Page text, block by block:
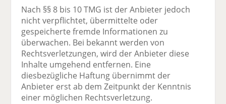
Nach §§ 8 bis 10 TMG ist der Anbieter jedoch
nicht verpflichtet, übermittelte oder
gespeicherte fremde Informationen zu
überwachen. Bei bekannt werden von
Rechtsverletzungen, wird der Anbieter diese
Inhalte umgehend entfernen. Eine
diesbezügliche Haftung übernimmt der
Anbieter erst ab dem Zeitpunkt der Kenntnis
einer möglichen Rechtsverletzung.